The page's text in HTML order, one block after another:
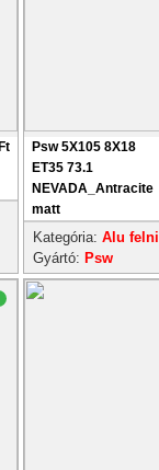
Psw 5X105 8X18
ET35 73.1
NEVADA_Antracite
matt
Kategória: Alu felni
Gyártó: Psw